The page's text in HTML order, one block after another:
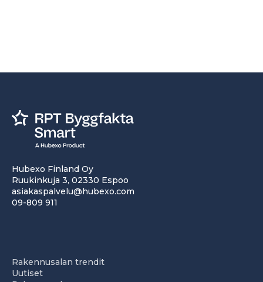
Hubexo Finland Oy
Ruukinkuja 3, 02330 Espoo
asiakaspalvelu@hubexo.com
09-809 911
Rakennusalan trendit
Uutiset